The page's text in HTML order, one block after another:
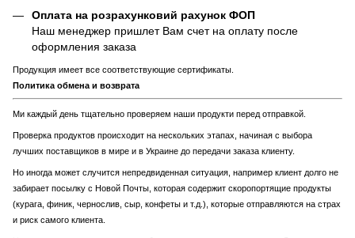
Оплата на розрахунковий рахунок ФОП
Наш менеджер пришлет Вам счет на оплату после
оформления заказа
Продукция имеет все соответствующие сертификаты.
Политика обмена и возврата
Ми каждый день тщательно проверяем наши продукти перед отправкой.
Проверка продуктов происходит на нескольких этапах, начиная с выбора
лучших поставщиков в мире и в Украине до передачи заказа клиенту.
Но иногда может случится непредвиденная ситуация, например клиент долго не
забирает посылку с Новой Почты, которая содержит скоропортящие продукты
(курага, финик, чернослив, сыр, конфеты и т.д.), которые отправляются на страх
и риск самого клиента.